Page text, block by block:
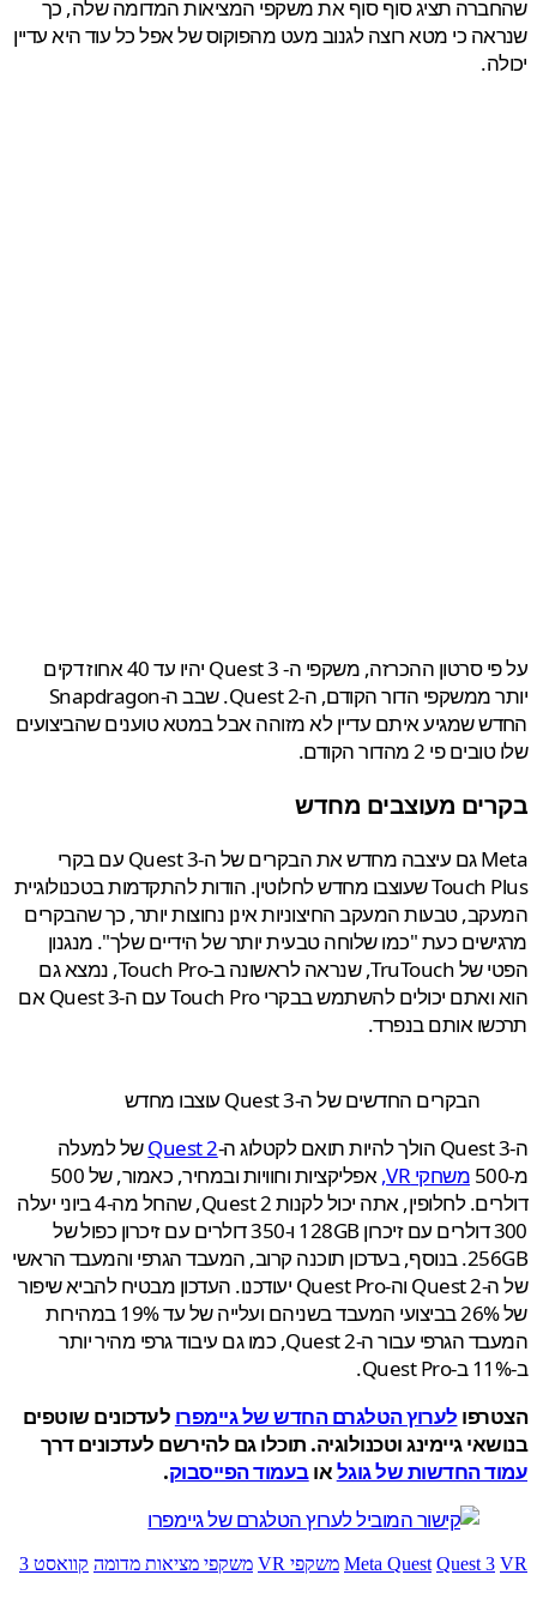
תציג סוף סוף את משקפי המציאות המדומה שלה, כך
כי מטא רוצה לגנוב מעט מהפוקוס של אפל כל עוד היא עדיין
על פי סרטון ההכרזה, משקפי ה- Quest 3 יהיו עד 40 אחוז דקים
יותר ממשקפי הדור הקודם, ה-Quest 2. שבב ה-Snapdragon
שמגיע איתם עדיין לא מזוהה אבל במטא טוענים שהביצועים
פי 2 מהדור הקודם.
מעוצבים מחדש
Meta גם עיצבה מחדש את הבקרים של ה-Quest 3 עם בקרי
Touch Plus שעוצבו מחדש לחלוטין. הודות להתקדמות בטכנולוגיית
טבעות המעקב החיצוניות אינן נחוצות יותר, כך שהבקרים
כעת "כמו שלוחה טבעית יותר של הידיים שלך". מנגנון
הפטי של TruTouch, שנראה לראשונה ב-Touch Pro, נמצא גם
הוא ואתם יכולים להשתמש בבקרי Touch Pro עם ה-Quest 3 אם
אותם בנפרד.
הבקרים החדשים של ה-Quest 3 עוצבו מחדש
Quest 2של למעלה
משחקי VR,
אפליקציות וחוויות ובמחיר, כאמור, של 500
דולרים. לחלופין, אתה יכול לקנות Quest 2, שהחל מה-4 ביוני יעלה
300 דולרים עם זיכרון 128GB ו-350 דולרים עם זיכרון כפול של
256GB. בנוסף, בעדכון תוכנה קרוב, המעבד הגרפי והמעבד הראשי
של ה-Quest 2 וה-Quest Pro יעודכנו. העדכון מבטיח להביא שיפור
של 26% בביצועי המעבד בשניהם ועלייה של עד 19% במהירות
המעבד הגרפי עבור ה-Quest 2, כמו גם עיבוד גרפי מהיר יותר
לערוץ הטלגרם החדש של גיימפרולעדכונים שוטפים
גיימינג וטכנולוגיה. תוכלו גם להירשם לעדכונים דרך
החדשות של גוגלאובעמוד הפייסבוק.
Meta Quest Quest 3 משקפי VR משקפי מציאות מדומה קוואסט 3